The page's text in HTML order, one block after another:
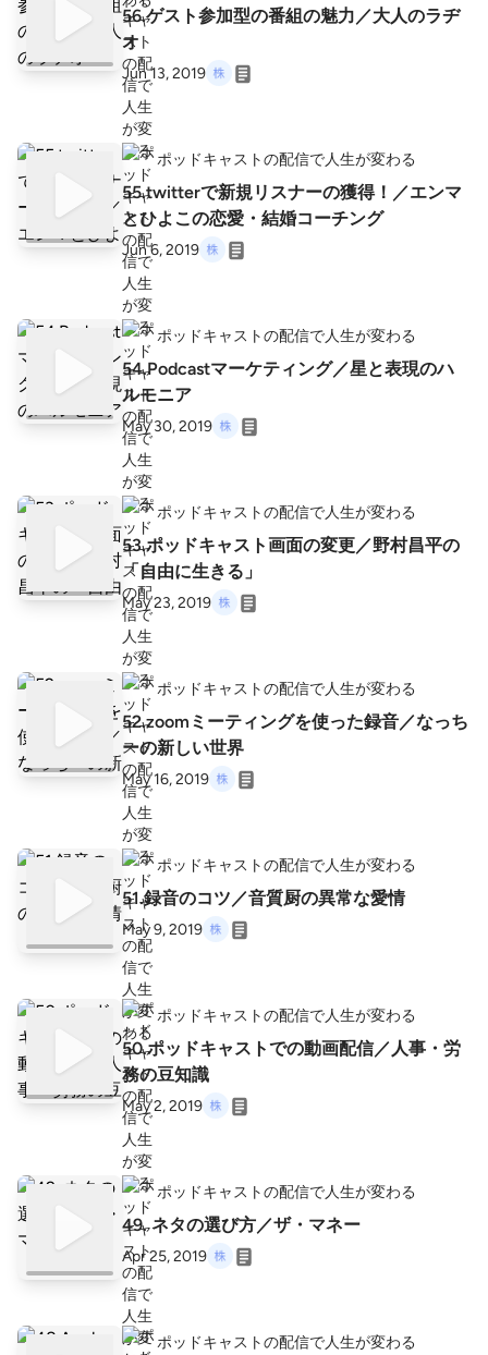
56.ゲスト参加型の番組の魅力／大人のラヂ
オ
Jun 13, 2019
ポッドキャストの配信で人生が変わる
55.twitterで新規リスナーの獲得！／エンマ
とひよこの恋愛・結婚コーチング
Jun 6, 2019
ポッドキャストの配信で人生が変わる
54.Podcastマーケティング／星と表現のハ
ルモニア
May 30, 2019
ポッドキャストの配信で人生が変わる
53.ポッドキャスト画面の変更／野村昌平の
「自由に生きる」
May 23, 2019
ポッドキャストの配信で人生が変わる
52.zoomミーティングを使った録音／なっち
ーの新しい世界
May 16, 2019
ポッドキャストの配信で人生が変わる
51.録音のコツ／音質厨の異常な愛情
May 9, 2019
ポッドキャストの配信で人生が変わる
50.ポッドキャストでの動画配信／人事・労
務の豆知識
May 2, 2019
ポッドキャストの配信で人生が変わる
49. ネタの選び方／ザ・マネー
Apr 25, 2019
ポッドキャストの配信で人生が変わる